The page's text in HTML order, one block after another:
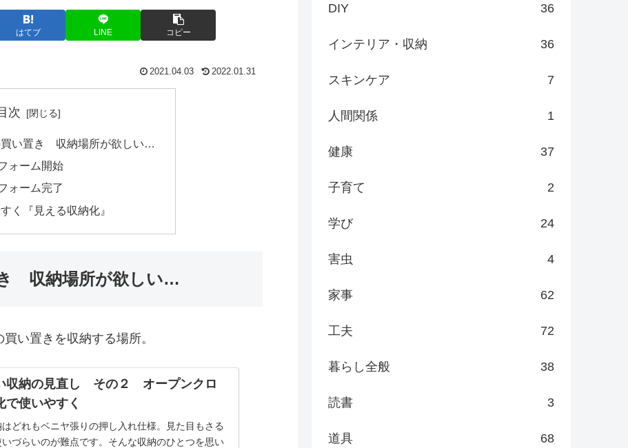
はてブ LINE コピー
2021.04.03 2022.01.31
次
買い置き 収納場所が欲しい…
ォーム開始
ォーム完了
く『見える収納化』
収納場所が欲しい…
い置きを収納する場所。
収納の見直し その２ オープンクロ
で使いやすく
どれもベニヤ張りの押し入れ仕様。見た目もさる
いづらいのが難点です。そんな収納のひとつを思い
DIY 36
インテリア・収納 36
スキンケア 7
人間関係 1
健康 37
子育て 2
学び 24
害虫 4
家事 62
工夫 72
暮らし全般 38
読書 3
道具 68